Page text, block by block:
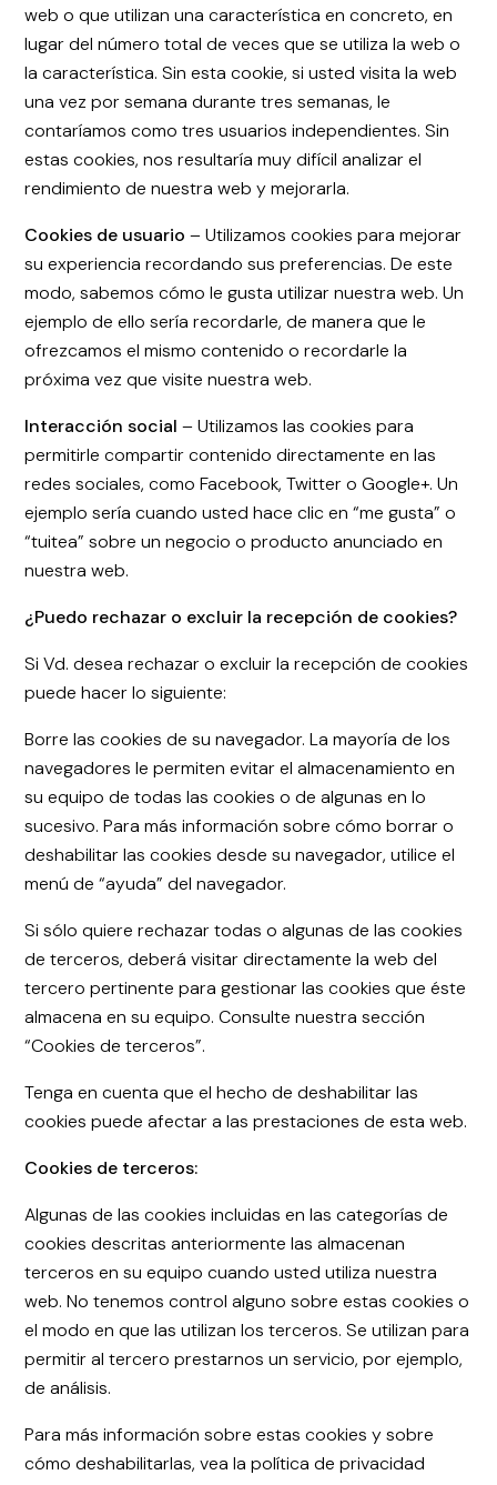
web o que utilizan una característica en concreto, en
lugar del número total de veces que se utiliza la web o
la característica. Sin esta cookie, si usted visita la web
una vez por semana durante tres semanas, le
contaríamos como tres usuarios independientes. Sin
estas cookies, nos resultaría muy difícil analizar el
rendimiento de nuestra web y mejorarla.
Cookies de usuario – Utilizamos cookies para mejorar
su experiencia recordando sus preferencias. De este
modo, sabemos cómo le gusta utilizar nuestra web. Un
ejemplo de ello sería recordarle, de manera que le
ofrezcamos el mismo contenido o recordarle la
próxima vez que visite nuestra web.
Interacción social – Utilizamos las cookies para
permitirle compartir contenido directamente en las
redes sociales, como Facebook, Twitter o Google+. Un
ejemplo sería cuando usted hace clic en “me gusta” o
“tuitea” sobre un negocio o producto anunciado en
nuestra web.
¿Puedo rechazar o excluir la recepción de cookies?
Si Vd. desea rechazar o excluir la recepción de cookies
puede hacer lo siguiente:
Borre las cookies de su navegador. La mayoría de los
navegadores le permiten evitar el almacenamiento en
su equipo de todas las cookies o de algunas en lo
sucesivo. Para más información sobre cómo borrar o
deshabilitar las cookies desde su navegador, utilice el
menú de “ayuda” del navegador.
Si sólo quiere rechazar todas o algunas de las cookies
de terceros, deberá visitar directamente la web del
tercero pertinente para gestionar las cookies que éste
almacena en su equipo. Consulte nuestra sección
“Cookies de terceros”.
Tenga en cuenta que el hecho de deshabilitar las
cookies puede afectar a las prestaciones de esta web.
Cookies de terceros:
Algunas de las cookies incluidas en las categorías de
cookies descritas anteriormente las almacenan
terceros en su equipo cuando usted utiliza nuestra
web. No tenemos control alguno sobre estas cookies o
el modo en que las utilizan los terceros. Se utilizan para
permitir al tercero prestarnos un servicio, por ejemplo,
de análisis.
Para más información sobre estas cookies y sobre
cómo deshabilitarlas, vea la política de privacidad